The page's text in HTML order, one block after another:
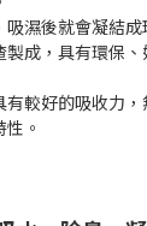
濕後就會凝結成
成，具有環保
較好的吸收力
。